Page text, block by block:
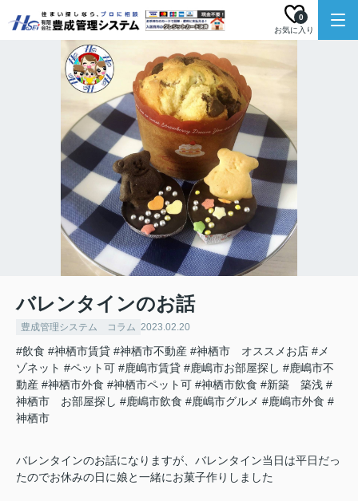
お気に入り
0
バレンタインのお話
豊成管理システム コラム 2023.02.20
#飲食 #神栖市賃貸 #神栖市不動産 #神栖市 オススメお店 #メ
ゾネット #ペット可 #鹿嶋市賃貸 #鹿嶋市お部屋探し #鹿嶋市不
動産 #神栖市外食 #神栖市ペット可 #神栖市飲食 #新築 築浅 #
神栖市 お部屋探し #鹿嶋市飲食 #鹿嶋市グルメ #鹿嶋市外食 #
神栖市
バレンタインのお話になりますが、バレンタイン当日は平日だっ
たのでお休みの日に娘と一緒にお菓子作りしました